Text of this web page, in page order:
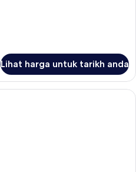
Lihat harga untuk tarikh anda